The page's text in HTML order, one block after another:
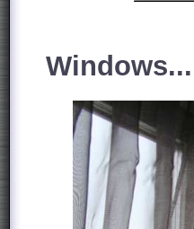
Windows...